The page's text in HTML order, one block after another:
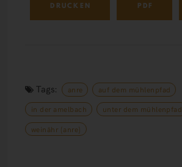
DRUCKEN PDF
Tags: anre
auf dem mühlenpfad
in der amelbach
unter dem mühlenpfad
weinähr (anre)